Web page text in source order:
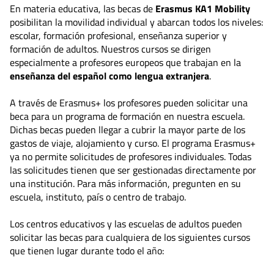
En materia educativa, las becas de Erasmus KA1 Mobility
posibilitan la movilidad individual y abarcan todos los niveles:
escolar, formación profesional, enseñanza superior y
formación de adultos. Nuestros cursos se dirigen
especialmente a profesores europeos que trabajan en la
enseñanza del español como lengua extranjera.
A través de Erasmus+ los profesores pueden solicitar una
beca para un programa de formación en nuestra escuela.
Dichas becas pueden llegar a cubrir la mayor parte de los
gastos de viaje, alojamiento y curso. El programa Erasmus+
ya no permite solicitudes de profesores individuales. Todas
las solicitudes tienen que ser gestionadas directamente por
una institución. Para más información, pregunten en su
escuela, instituto, país o centro de trabajo.
Los centros educativos y las escuelas de adultos pueden
solicitar las becas para cualquiera de los siguientes cursos
que tienen lugar durante todo el año: